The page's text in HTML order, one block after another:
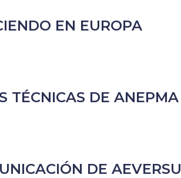
EN EUROPA
TÉCNICAS DE ANEPMA
DE AEVERSU